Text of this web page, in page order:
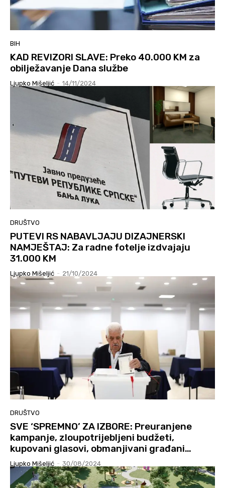
BIH
KAD REVIZORI SLAVE: Preko 40.000 KM za
obilježavanje Dana službe
Ljupko Mišeljić - 14/11/2024
DRUŠTVO
PUTEVI RS NABAVLJAJU DIZAJNERSKI
NAMJEŠTAJ: Za radne fotelje izdvajaju
31.000 KM
Ljupko Mišeljić - 21/10/2024
DRUŠTVO
SVE ‘SPREMNO’ ZA IZBORE: Preuranjene
kampanje, zloupotrijebljeni budžeti,
kupovani glasovi, obmanjivani građani…
Ljupko Mišeljić - 30/08/2024